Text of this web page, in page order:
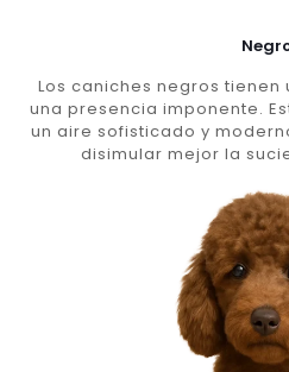
Los caniches negros
una presencia imponente.
un aire sofisticado y
disimular mejor la